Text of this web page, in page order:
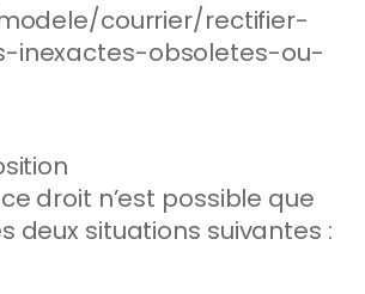
courrier/rectifier-
inexactes-obsoletes-ou-
droit n’est possible que
deux situations suivantes :